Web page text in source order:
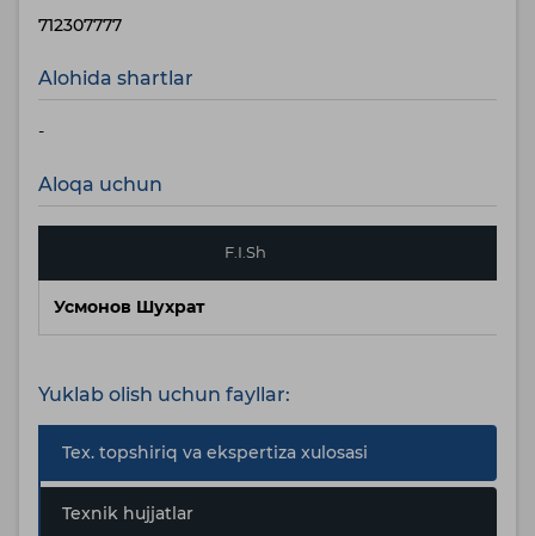
712307777
Alohida shartlar
-
Aloqa uchun
F.I.Sh
Усмонов Шухрат
Yuklab olish uchun fayllar:
Tex. topshiriq va ekspertiza xulosasi
Texnik hujjatlar